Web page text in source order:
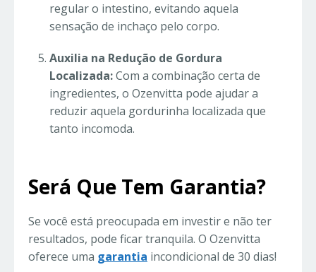
regular o intestino, evitando aquela
sensação de inchaço pelo corpo.
Auxilia na Redução de Gordura
Localizada:Com a combinação certa de
ingredientes, o Ozenvitta pode ajudar a
reduzir aquela gordurinha localizada que
tanto incomoda.
Será Que Tem Garantia?
Se você está preocupada em investir e não ter
resultados, pode ficar tranquila. O Ozenvitta
oferece uma garantia incondicional de 30 dias!